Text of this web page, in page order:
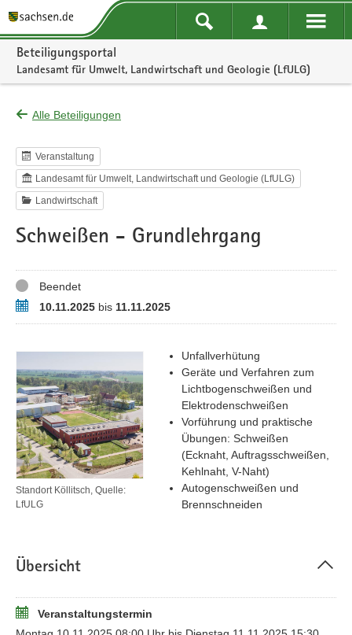
Portalnavigation
Beteiligungsportal
Landesamt für Umwelt, Landwirtschaft und Geologie (LfULG)
Alle Beteiligungen
Veranstaltung
Landesamt für Umwelt, Landwirtschaft und Geologie (LfULG)
Landwirtschaft
Schweißen - Grundlehrgang
StatusBeendet
Termin10.11.2025 bis 11.11.2025
Standort Köllitsch, Quelle:
LfULG
Unfallverhütung
Geräte und Verfahren zum
Lichtbogenschweißen und
Elektrodenschweißen
Vorführung und praktische
Übungen: Schweißen
(Ecknaht, Auftragsschweißen,
Kehlnaht, V-Naht)
Autogenschweißen und
Brennschneiden
Übersicht
Veranstaltungstermin